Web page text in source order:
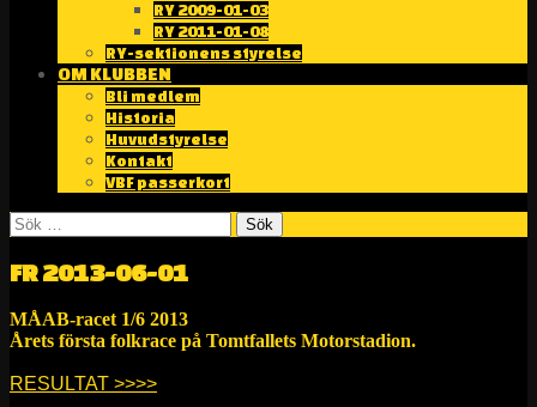
RY 2009-01-03
RY 2011-01-08
RY-sektionens styrelse
OM KLUBBEN
Bli medlem
Historia
Huvudstyrelse
Kontakt
VBF passerkort
Sök
efter:
FR 2013-06-01
MÅAB-racet 1/6 2013
Årets första folkrace på Tomtfallets Motorstadion.
RESULTAT >>>>